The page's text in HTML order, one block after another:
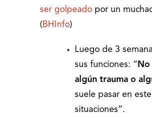
ser golpeado por un
( BHInfo)
Luego de 3
sus funciones: “
algún trauma o
suele pasar en
situaciones”.